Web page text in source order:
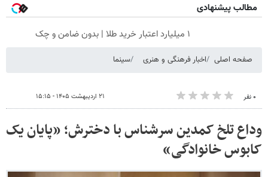
مطالب پیشنهادی
۱ میلیارد اعتبار خرید طلا | بدون ضامن و چک
صفحه اصلی اخبار فرهنگی و هنری سینما
۰ نفر ۲۱ اردیبهشت ۱۴۰۵ - ۱۵:۱۵
وداع تلخ کمدین سرشناس با دخترش؛ «پایان یک
کابوس خانوادگی»